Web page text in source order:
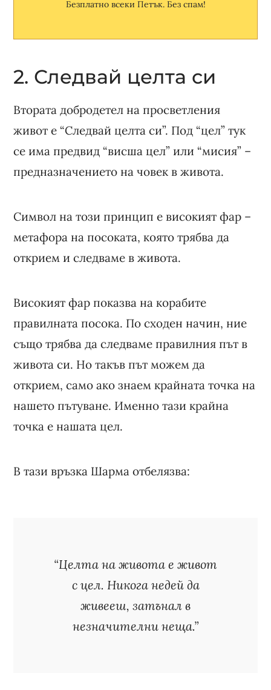
Безплатно всеки Петък. Без спам!
2. Следвай целта си
Втората добродетел на просветления
живот е “Следвай целта си”. Под “цел” тук
се има предвид “висша цел” или “мисия” –
предназначението на човек в живота.
Символ на този принцип е високият фар –
метафора на посоката, която трябва да
открием и следваме в живота.
Високият фар показва на корабите
правилната посока. По сходен начин, ние
също трябва да следваме правилния път в
живота си. Но такъв път можем да
открием, само ако знаем крайната точка на
нашето пътуване. Именно тази крайна
точка е нашата цел.
В тази връзка Шарма отбелязва:
“Целта на живота е живот
с цел. Никога недей да
живееш, затънал в
незначителни неща.”